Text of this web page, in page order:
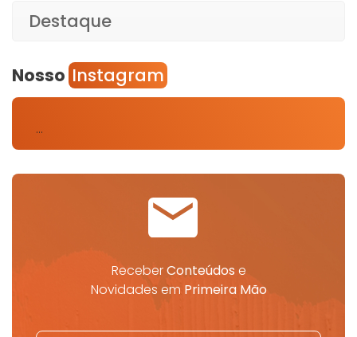
Destaque
Nosso Instagram
…
ReceberConteúdose
Novidades em Primeira Mão